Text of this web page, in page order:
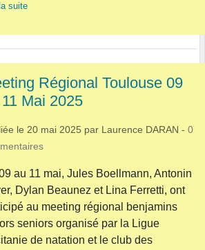
suite
Régional Toulouse 09
Mai 2025
le 20 mai 2025 par Laurence DARAN - 0
au 11 mai, Jules Boellmann, Antonin
Dylan Beaunez et Lina Ferretti, ont
au meeting régional benjamins
seniors organisé par la Ligue
de natation et le club des